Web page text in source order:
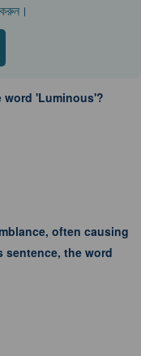
word 'Luminous'?
often causing
the word